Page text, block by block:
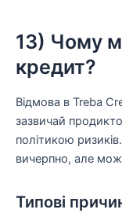
13) Чому
кредит?
Відмова в Treba
зазвичай
політикою
вичерпно, але
Типові